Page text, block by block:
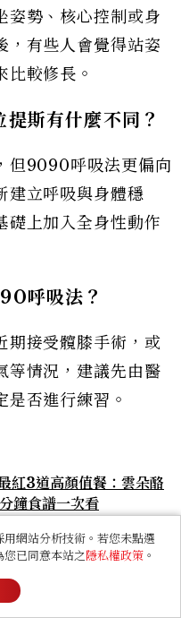
姿勢、核心控制或身
，有些人會覺得站姿
比較修長。
提斯有什麼不同？
但9090呼吸法更偏向
建立呼吸與身體穩
礎上加入全身性動作
呼吸法？
期接受髖膝手術，或
等情況，建議先由醫
否進行練習。
紅3道高顏值餐：雲朵酪
鐘食譜一次看
鐘骨盆燃脂操不跑不跳，
海黃金搭配「蒜頭＋橄
師解析
網站分析技術。若您未點選
您已同意本站之隱私權政策 。